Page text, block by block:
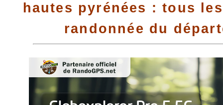
hautes pyrénées : tous
randonnée du